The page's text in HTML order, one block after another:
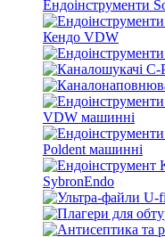
Ендоінструменти
Кендо VDW
VDW машинні
Poldent машинні
SybronEndo